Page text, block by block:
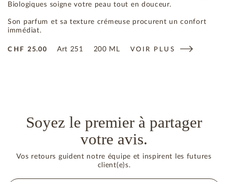
Biologiques soigne votre peau tout en douceur.
Son parfum et sa texture crémeuse procurent un confort
immédiat.
CHF25.00 Art 251 200 ML VOIR PLUS
Soyez le premier à partager
votre avis.
Vos retours guident notre équipe et inspirent les futures
client(e)s.